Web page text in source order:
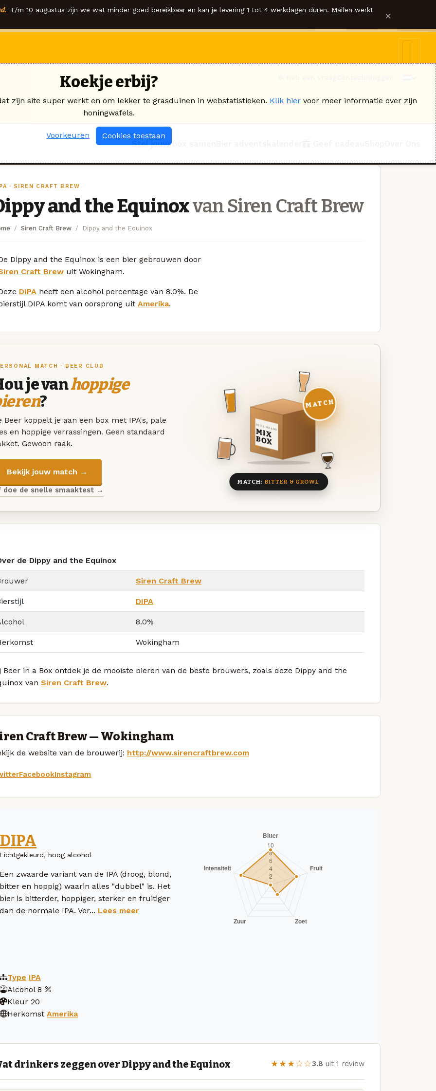
T/m 10 augustus zijn we wat minder goed bereikbaar en kan je levering 1 tot 4 werkdagen duren. Mailen werkt ×
Stel jouw box samen
· SIREN CRAFT BREW
and the Equinoxvan Siren Craft Brew
Siren Craft Brew Dippy and the Equinox
Dippy and the Equinox is een bier gebrouwen door
Craft Brew uit Wokingham.
DIPA heeft een alcohol percentage van 8.0%. De
DIPA komt van oorsprong uit Amerika.
MATCH · BEER CLUB
je vanhoppige
?
Beer koppelt je aan een box met IPA's, pale
en hoppige verrassingen. Geen standaard
Gewoon raak.
Bekijk jouw match →
doe de snelle smaaktest →
DEZE MAAND
MIX
BOX
8 BIEREN
MATCH
MATCH: BITTER & GROWL
de Dippy and the Equinox
Siren Craft Brew
DIPA
8.0%
Wokingham
Beer in a Box ontdek je de mooiste bieren van de beste brouwers, zoals deze Dippy and the
van Siren Craft Brew.
Craft Brew — Wokingham
de website van de brouwerij: http://www.sirencraftbrew.com
FacebookInstagram
DIPA
Lichtgekleurd, hoog alcohol
Een zwaarde variant van de IPA (droog, blond,
bitter en hoppig) waarin alles "dubbel" is. Het
bier is bitterder, hoppiger, sterker en fruitiger
dan de normale IPA. Ver... Lees meer
Type IPA
Alcohol 8
Kleur 20
Herkomst Amerika
drinkers zeggen over Dippy and the Equinox ★★★☆☆3.8 uit 1 review
Koekje erbij?
zijn site super werkt en om lekker te grasduinen in webstatistieken. Klik hier voor meer informatie over zijn
honingwafels.
Voorkeuren Cookies toestaan